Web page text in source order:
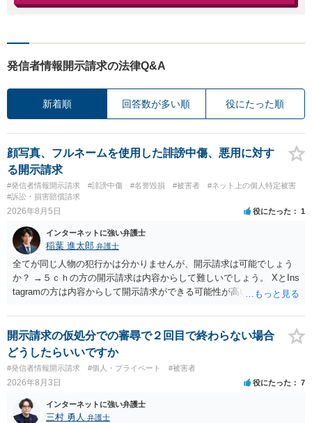
発信者情報開示請求の法律Q&A
新着順 回答数が多い順 役にたった順
顔写真、フルネームを使用した誹謗中傷、悪用に対す
る開示請求
#発信者情報開示請求 #誹謗中傷 #名誉毀損 #被害者
#ネット上の個人特定被害
#訴訟・損害賠償請求
2026年8月5日 役にたった 1
インターネットに強い弁護士
稲葉 進太郎 弁護士
全てが同じ人物の犯行かは分かりませんが、開示請求は可能でしょう
か？ →５ｃｈの方の開示請求は内容からして難しいでしょう。 XとIns
tagramの方は内容からして開示請求ができる可能性が高いでしょう。
いでしょう。７月中にアカウントが削除されている場合、今から進め
ても失敗する可能性が高いように思われます。 相手を特定できた場
合、相手に全ての弁護士費用を負担させることは可能でしょうか？ →
訴訟外の交渉で相手方が認めれば負担させることができるでしょう。
訴訟で判決となった場合は、実際の弁護士費用が認められる場合と認
められない場合があり何ともいえないところでしょう。
開示請求の仮処分での審尋で２回目で終わらない場合
どうしたらいいですか
#発信者情報開示請求 #個人・プライベート #被害者
2026年8月3日 役にたった 7
インターネットに強い弁護士
三村 勇人 弁護士